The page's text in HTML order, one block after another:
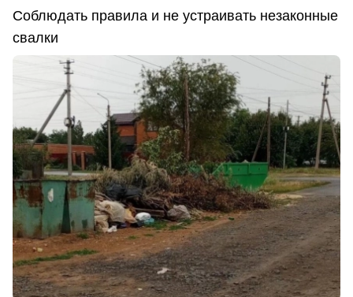
Соблюдать правила и не устраивать незаконные
свалки